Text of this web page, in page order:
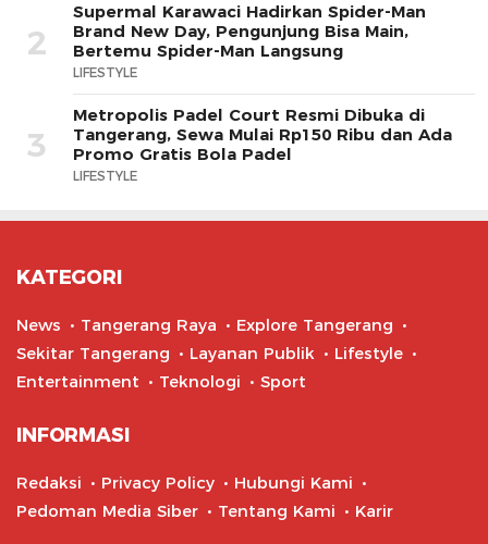
2
Supermal Karawaci Hadirkan Spider-Man
Brand New Day, Pengunjung Bisa Main,
Bertemu Spider-Man Langsung
LIFESTYLE
3
Metropolis Padel Court Resmi Dibuka di
Tangerang, Sewa Mulai Rp150 Ribu dan Ada
Promo Gratis Bola Padel
LIFESTYLE
KATEGORI
News Tangerang Raya
Explore Tangerang
Sekitar Tangerang
Layanan Publik
Lifestyle
Entertainment
Teknologi Sport
INFORMASI
Redaksi Privacy Policy
Hubungi Kami
Pedoman Media Siber
Tentang Kami Karir